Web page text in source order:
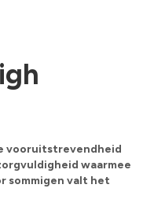
vooruitstrevendheid
waarmee
sommigen valt het